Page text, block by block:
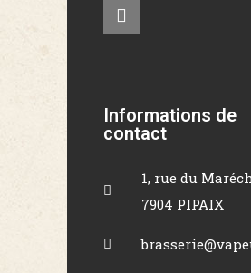
Informations de
contact
1, rue du
7904 PIPAIX